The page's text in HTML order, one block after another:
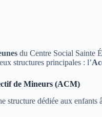
du Centre Social Sainte
structures principales : l’
de Mineurs (ACM)
structure dédiée aux enfants